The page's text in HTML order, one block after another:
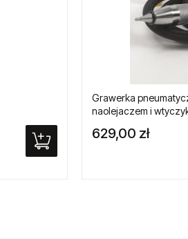
Grawerka
naolejaczem i
629,00 zł